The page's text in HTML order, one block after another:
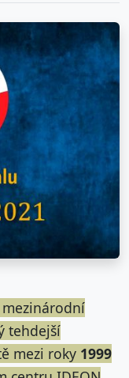
tehdejší
mezi roky 1999